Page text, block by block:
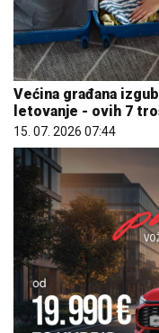
Većina građana
letovanje - ovih 7
15. 07. 2026 07:44